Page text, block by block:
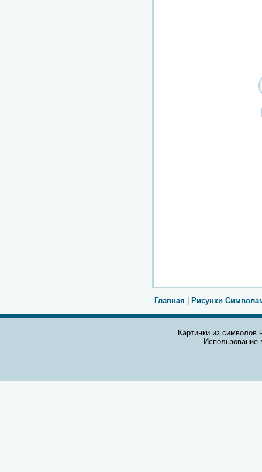
Главная Рисунки
Картинки из символов
Использование